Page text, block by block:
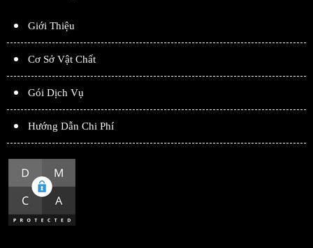
Giới Thiệu
Cơ Sở Vật Chất
Gói Dịch Vụ
Hướng Dẫn Chi Phí